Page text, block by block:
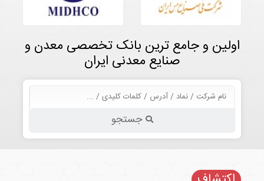
اولین و جامع ترین بانک تخصصی معدن و
صنایع معدنی ایران
جستجو